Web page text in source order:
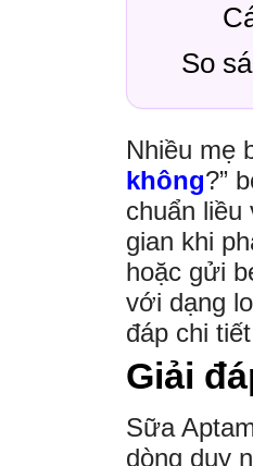
So
Nhiều mẹ
không?”
chuẩn liều
gian khi
hoặc gửi
với dạng
đáp chi
Giải
Sữa
dòng duy